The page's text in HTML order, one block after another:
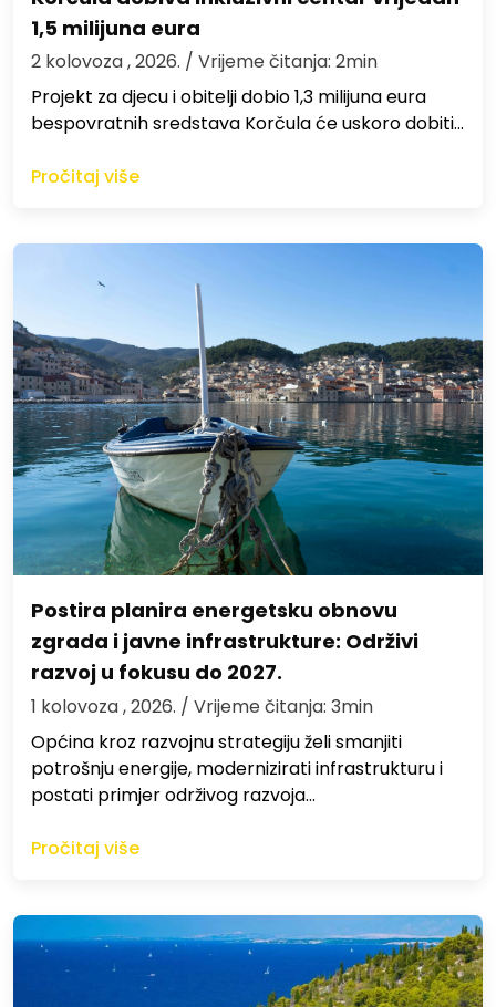
1,5 milijuna eura
2 kolovoza , 2026. / Vrijeme čitanja: 2min
Projekt za djecu i obitelji dobio 1,3 milijuna eura
bespovratnih sredstava Korčula će uskoro dobiti…
Pročitaj više
Postira planira energetsku obnovu
zgrada i javne infrastrukture: Održivi
razvoj u fokusu do 2027.
1 kolovoza , 2026. / Vrijeme čitanja: 3min
Općina kroz razvojnu strategiju želi smanjiti
potrošnju energije, modernizirati infrastrukturu i
postati primjer održivog razvoja…
Pročitaj više